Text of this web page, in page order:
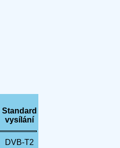
Standard
vysílání
DVB-T2